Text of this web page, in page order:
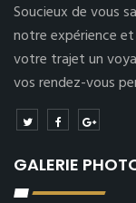
Soucieux de vous
notre expérience
votre trajet un
vos rendez-vous
GALERIE